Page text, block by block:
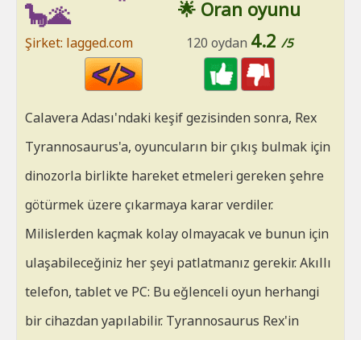
🌟 Oran oyunu
120 oydan 4.2 /5
🦕🌋
Şirket: lagged.com
HTML
Calavera Adası'ndaki keşif gezisinden sonra, Rex
Tyrannosaurus'a, oyuncuların bir çıkış bulmak için
dinozorla birlikte hareket etmeleri gereken şehre
götürmek üzere çıkarmaya karar verdiler.
Milislerden kaçmak kolay olmayacak ve bunun için
ulaşabileceğiniz her şeyi patlatmanız gerekir. Akıllı
telefon, tablet ve PC: Bu eğlenceli oyun herhangi
bir cihazdan yapılabilir. Tyrannosaurus Rex'in